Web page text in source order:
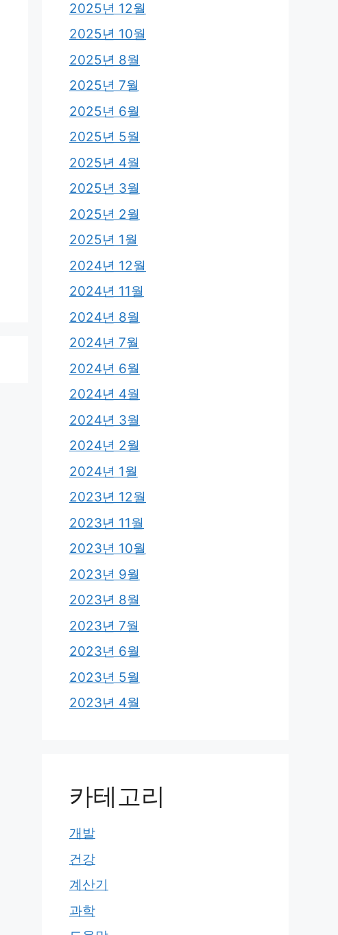
2025년 12월
2025년 10월
2025년 8월
2025년 7월
2025년 6월
2025년 5월
2025년 4월
2025년 3월
2025년 2월
2025년 1월
2024년 12월
2024년 11월
2024년 8월
2024년 7월
2024년 6월
2024년 4월
2024년 3월
2024년 2월
2024년 1월
2023년 12월
2023년 11월
2023년 10월
2023년 9월
2023년 8월
2023년 7월
2023년 6월
2023년 5월
2023년 4월
카테고리
개발
건강
계산기
과학